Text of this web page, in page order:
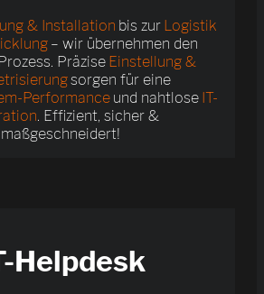
& Installation bis zur Logistik
– wir übernehmen den
Präzise Einstellung &
sorgen für eine
Performanceund nahtloseIT-
. Effizient, sicher &
maßgeschneidert!
Helpdesk